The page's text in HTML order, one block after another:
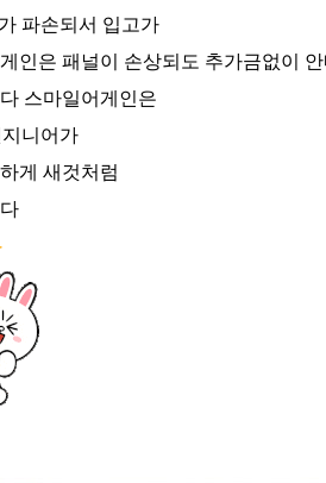
파손되서 입고가
인은 패널이 손상되도 추가금없이
스마일어게인은
니어가
게 새것처럼